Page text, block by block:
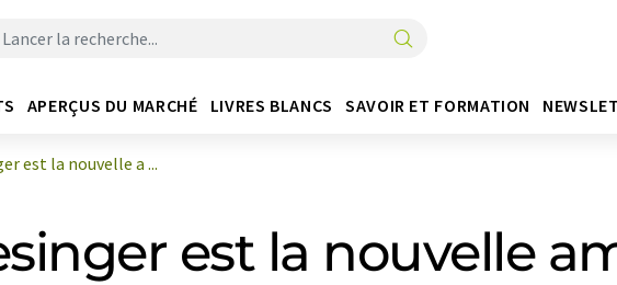
APERÇUS DU MARCHÉ LIVRES BLANCS SAVOIR ET FORMATION
est la nouvelle a ...
est la nouvelle